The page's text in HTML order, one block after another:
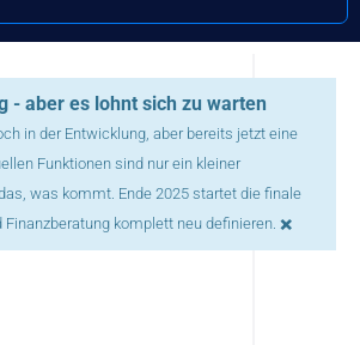
- aber es lohnt sich zu warten
in der Entwicklung, aber bereits jetzt eine
Funktionen sind nur ein kleiner
was kommt. Ende 2025 startet die finale
Finanzberatung komplett neu definieren. ×